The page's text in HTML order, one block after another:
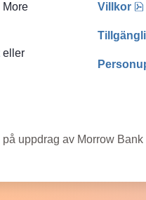
More
eller
Villkor
uppdrag av Morrow Bank